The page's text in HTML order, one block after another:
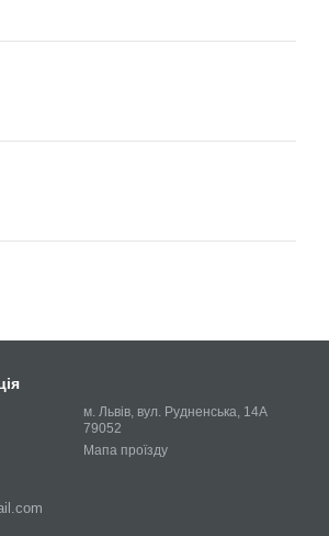
м. Львів, вул. Рудненська, 14А
79052
Мапа проїзду